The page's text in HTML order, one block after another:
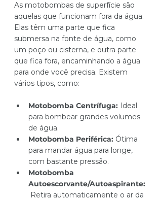
As motobombas de superfície são
aquelas que funcionam fora da água.
Elas têm uma parte que fica
submersa na fonte de água, como
um poço ou cisterna, e outra parte
que fica fora, encaminhando a água
para onde você precisa. Existem
vários tipos, como:
Motobomba Centrífuga: Ideal
para bombear grandes volumes
de água.
Motobomba Periférica: Ótima
para mandar água para longe,
com bastante pressão.
Motobomba
Autoescorvante/Autoaspirante:
Retira automaticamente o ar da